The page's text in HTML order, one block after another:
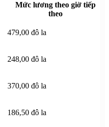
Mức lương theo giờ tiếp
theo
479,00 đô la
248,00 đô la
370,00 đô la
186,50 đô la